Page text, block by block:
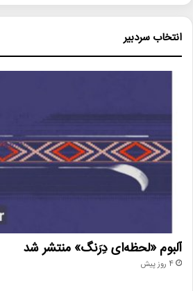
انتخاب سردبیر
آلبوم «لحظه‌ای دِرَنگ» منتشر شد
4 روز پیش